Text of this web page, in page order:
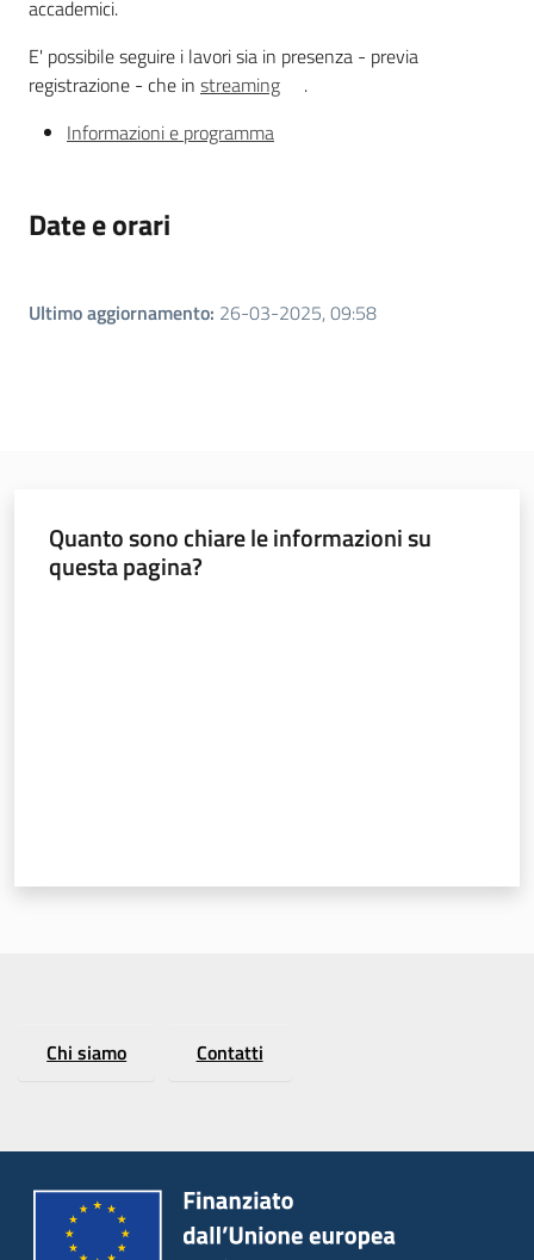
Seguici
su
Regione
Servizi
accademici.
E' possibile seguire i lavori sia in presenza - previa
registrazione - che in streaming
.
Informazioni e programma
Date e orari
Ultimo aggiornamento: 26-03-2025, 09:58
Quanto sono chiare le informazioni su
questa pagina?
Chi siamo Contatti